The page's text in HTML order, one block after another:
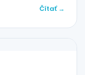
Čítať →